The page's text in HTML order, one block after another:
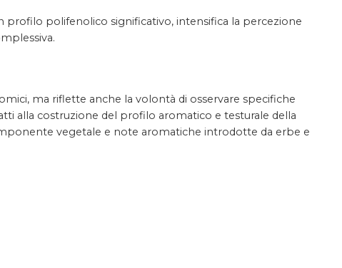
profilo polifenolico significativo, intensifica la percezione
ma riflette anche la volontà di osservare specifiche
alla costruzione del profilo aromatico e testurale della
vegetale e note aromatiche introdotte da erbe e